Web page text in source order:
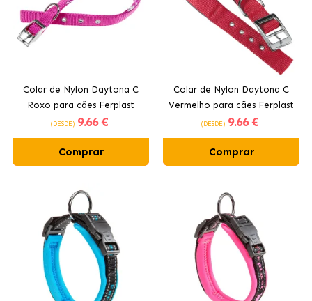
Colar de Nylon Daytona C
Roxo para cães Ferplast
(DESDE) 9.66 €
Comprar
Colar de Nylon Daytona C
Vermelho para cães Ferplast
(DESDE) 9.66 €
Comprar